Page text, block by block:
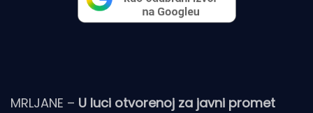
MRLJANE – U luci otvorenoj za javni promet